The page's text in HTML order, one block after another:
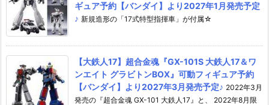
ギュア予約【バンダイ】より2027年1月発売予定
♪ 新規造形の「17式特型指揮車」が付属☆
【大鉄人17】超合金魂『GX-101S 大鉄人17＆ワ
ンエイト グラビトンBOX』可動フィギュア予約
【バンダイ】より2027年3月発売予定♪ 2022年3月
発売の『超合金魂 GX-101 大鉄人17』と、 2022年8月限